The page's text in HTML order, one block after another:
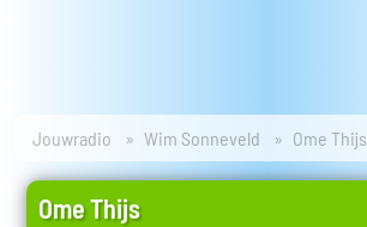
Jouwradio Wim Sonneveld Ome Thijs
Ome Thijs